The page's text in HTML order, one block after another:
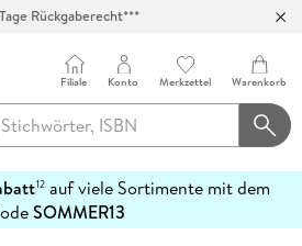
in über 100 Filialen
Filiale Konto Merkzettel Warenkorb
12auf viele Sortimente mit dem
SOMMER13